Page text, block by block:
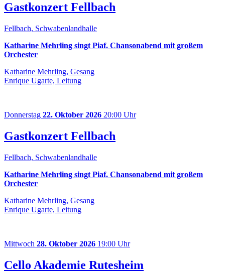
Gastkonzert Fellbach
Fellbach, Schwabenlandhalle
Katharine Mehrling singt Piaf. Chansonabend mit großem
Orchester
Katharine Mehrling, Gesang
Enrique Ugarte, Leitung
Donnerstag 22. Oktober 2026 20:00 Uhr
Gastkonzert Fellbach
Fellbach, Schwabenlandhalle
Katharine Mehrling singt Piaf. Chansonabend mit großem
Orchester
Katharine Mehrling, Gesang
Enrique Ugarte, Leitung
Mittwoch 28. Oktober 2026 19:00 Uhr
Cello Akademie Rutesheim